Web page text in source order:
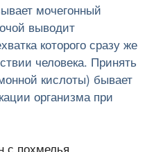
мочегонный
выводит
которого сразу же
человека. Принять
кислоты) бывает
организма при
с похмелья